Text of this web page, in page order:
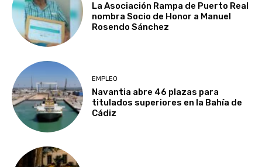
La Asociación Rampa de Puerto Real
nombra Socio de Honor a Manuel
Rosendo Sánchez
EMPLEO
Navantia abre 46 plazas para
titulados superiores en la Bahía de
Cádiz